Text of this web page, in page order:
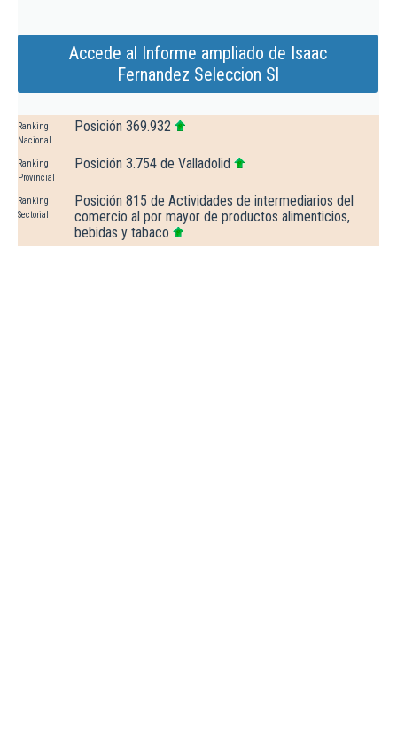
Accede al Informe ampliado de Isaac
Fernandez Seleccion Sl
Ranking
Nacional
Posición 369.932
Ranking
Provincial
Posición 3.754 de Valladolid
Ranking
Sectorial
Posición 815 de Actividades de intermediarios del
comercio al por mayor de productos alimenticios,
bebidas y tabaco